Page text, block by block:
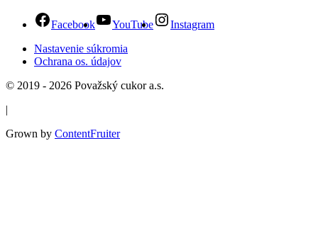
Facebook YouTube
Instagram
Nastavenie súkromia
Ochrana os. údajov
© 2019 - 2026 Považský cukor a.s.
|
Grown by ContentFruiter